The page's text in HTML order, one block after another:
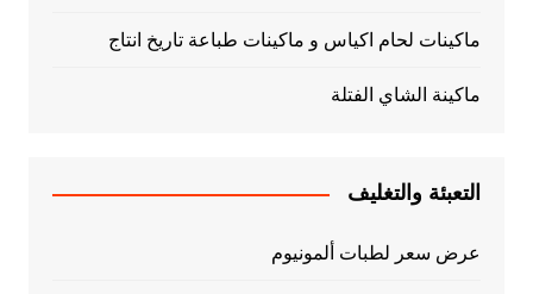
ماكينات لحام اكياس و ماكينات طباعة تاريخ انتاج
ماكينة الشاي الفتلة
التعبئة والتغليف
عرض سعر لطبات ألمونيوم